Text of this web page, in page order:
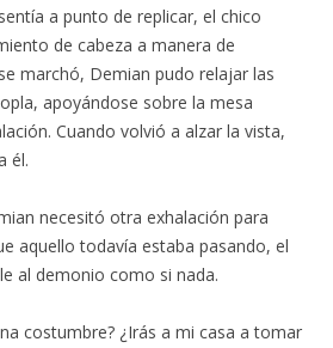
a punto de replicar, el chico
de cabeza a manera de
marchó, Demian pudo relajar las
apoyándose sobre la mesa
Cuando volvió a alzar la vista,
él.
necesitó otra exhalación para
aquello todavía estaba pasando, el
al demonio como si nada.
costumbre? ¿Irás a mi casa a tomar